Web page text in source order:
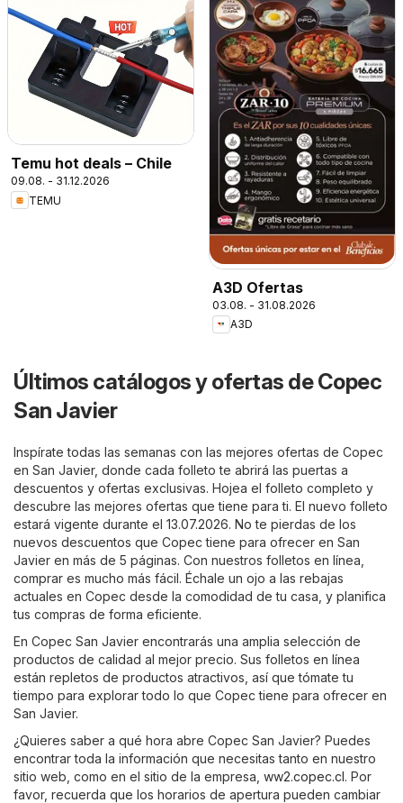
Temu hot deals – Chile
09.08. - 31.12.2026
TEMU
A3D Ofertas
03.08. - 31.08.2026
A3D
Últimos catálogos y ofertas de Copec
San Javier
Inspírate todas las semanas con las mejores ofertas de Copec
en San Javier, donde cada folleto te abrirá las puertas a
descuentos y ofertas exclusivas. Hojea el folleto completo y
descubre las mejores ofertas que tiene para ti. El nuevo folleto
estará vigente durante el 13.07.2026. No te pierdas de los
nuevos descuentos que Copec tiene para ofrecer en San
Javier en más de 5 páginas. Con nuestros folletos en línea,
comprar es mucho más fácil. Échale un ojo a las rebajas
actuales en Copec desde la comodidad de tu casa, y planifica
tus compras de forma eficiente.
En Copec San Javier encontrarás una amplia selección de
productos de calidad al mejor precio. Sus folletos en línea
están repletos de productos atractivos, así que tómate tu
tiempo para explorar todo lo que Copec tiene para ofrecer en
San Javier.
¿Quieres saber a qué hora abre Copec San Javier? Puedes
encontrar toda la información que necesitas tanto en nuestro
sitio web, como en el sitio de la empresa, ww2.copec.cl. Por
favor, recuerda que los horarios de apertura pueden cambiar